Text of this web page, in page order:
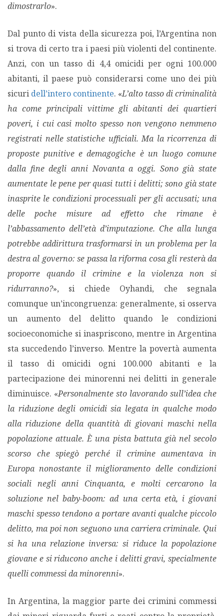
dimostrarlo».
Dal punto di vista della sicurezza poi, l’Argentina non
si trova di certo tra i paesi più violenti del continente.
Anzi, con un tasso di 4,4 omicidi per ogni 100.000
abitanti, il paese può considerarsi come uno dei più
sicuri dell’intero continente. «L’alto tasso di criminalità
ha come principali vittime gli abitanti dei quartieri
poveri, i cui casi molto spesso non vengono nemmeno
registrati nelle statistiche ufficiali. Ma la ricorrenza di
proposte punitive e demagogiche è un luogo comune
dalla fine degli anni Novanta a oggi. Sono già state
aumentate le pene per quasi tutti i delitti; sono già state
inasprite le condizioni processuali per gli accusati; una
delle poche misure ad effetto che rimane è
l’abbassamento dell’età d’imputazione. Che alla lunga
potrebbe addirittura trasformarsi in un problema per la
destra al governo: se passa la riforma cosa gli resterà da
proporre quando il crimine e la violenza non si
ridurranno?», si chiede Oyhandi, che segnala
comunque un’incongruenza: generalmente, si osserva
un aumento del delitto quando le condizioni
socioeconomiche si inaspriscono, mentre in Argentina
sta succedendo l’inverso. Mentre la povertà aumenta
il tasso di omicidi ogni 100.000 abitanti e la
partecipazione dei minorenni nei delitti in generale
diminuisce. «Personalmente sto lavorando sull’idea che
la riduzione degli omicidi sia legata in qualche modo
alla riduzione della quantità di giovani maschi nella
popolazione attuale. È una pista battuta già nel secolo
scorso che spiegò perché il crimine aumentava in
Europa nonostante il miglioramento delle condizioni
sociali negli anni Cinquanta, e molti cercarono la
soluzione nel baby-boom: ad una certa età, i giovani
maschi spesso tendono a portare avanti qualche piccolo
delitto, ma poi non seguono una carriera criminale. Qui
si ha una relazione inversa: si riduce la popolazione
giovane e si riducono anche i delitti gravi, specialmente
quelli commessi da minorenni».
In Argentina, la maggior parte dei crimini commessi